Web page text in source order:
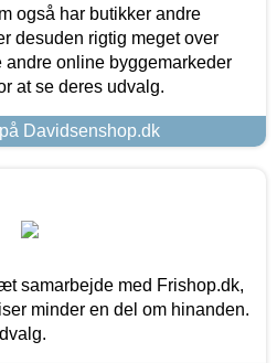
også har butikker andre
desuden rigtig meget over
andre online byggemarkeder
at se deres udvalg.
Davidsenshop.dk
samarbejde med Frishop.dk,
minder en del om hinanden.